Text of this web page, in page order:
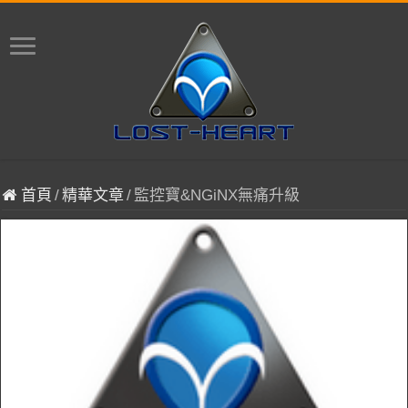
首頁 /精華文章/ 監控寶&NGiNX無痛升級